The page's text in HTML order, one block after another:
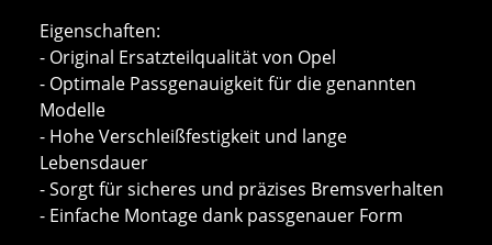
Eigenschaften:
- Original Ersatzteilqualität von Opel
- Optimale Passgenauigkeit für die genannten
Modelle
- Hohe Verschleißfestigkeit und lange
Lebensdauer
- Sorgt für sicheres und präzises Bremsverhalten
- Einfache Montage dank passgenauer Form